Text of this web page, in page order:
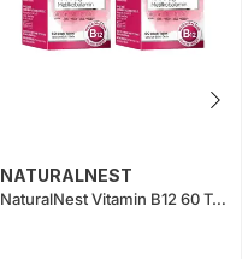
NATURALNEST
NaturalNest Vitamin B12 60 Tablet Fırsat Paketi